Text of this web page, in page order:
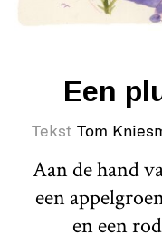
Een
Tekst Tom
Aan de hand
een
en een